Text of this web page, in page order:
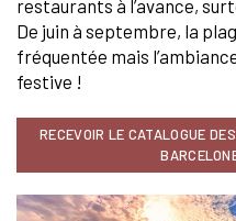
restaurants à l’avance,
De juin à septembre, la
fréquentée mais
festive !
RECEVOIR LE CATALOGUE